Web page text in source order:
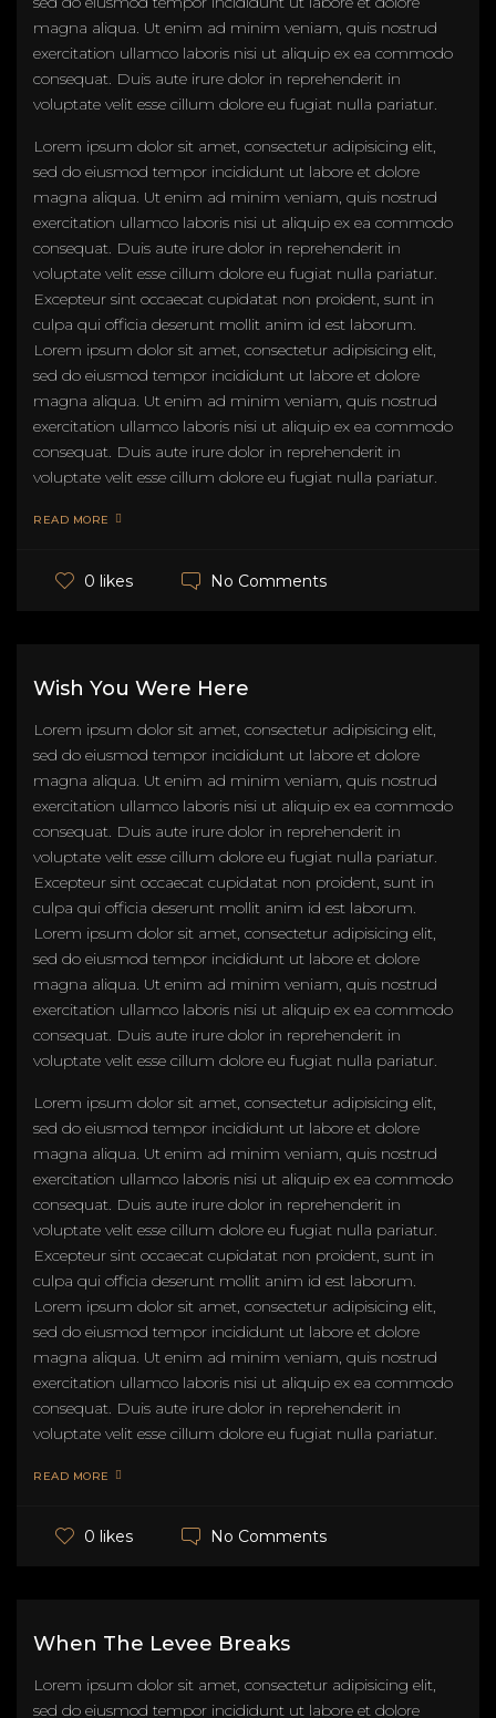
magna aliqua. Ut enim ad minim veniam, quis nostrud
exercitation ullamco laboris nisi ut aliquip ex ea commodo
consequat. Duis aute irure dolor in reprehenderit in
voluptate velit esse cillum dolore eu fugiat nulla pariatur.
Lorem ipsum dolor sit amet, consectetur adipisicing elit,
sed do eiusmod tempor incididunt ut labore et dolore
magna aliqua. Ut enim ad minim veniam, quis nostrud
exercitation ullamco laboris nisi ut aliquip ex ea commodo
consequat. Duis aute irure dolor in reprehenderit in
voluptate velit esse cillum dolore eu fugiat nulla pariatur.
Excepteur sint occaecat cupidatat non proident, sunt in
culpa qui officia deserunt mollit anim id est laborum.
Lorem ipsum dolor sit amet, consectetur adipisicing elit,
sed do eiusmod tempor incididunt ut labore et dolore
magna aliqua. Ut enim ad minim veniam, quis nostrud
exercitation ullamco laboris nisi ut aliquip ex ea commodo
consequat. Duis aute irure dolor in reprehenderit in
voluptate velit esse cillum dolore eu fugiat nulla pariatur.
READ MORE
0 likes No Comments
Wish You Were Here
Lorem ipsum dolor sit amet, consectetur adipisicing elit,
sed do eiusmod tempor incididunt ut labore et dolore
magna aliqua. Ut enim ad minim veniam, quis nostrud
exercitation ullamco laboris nisi ut aliquip ex ea commodo
consequat. Duis aute irure dolor in reprehenderit in
voluptate velit esse cillum dolore eu fugiat nulla pariatur.
Excepteur sint occaecat cupidatat non proident, sunt in
culpa qui officia deserunt mollit anim id est laborum.
Lorem ipsum dolor sit amet, consectetur adipisicing elit,
sed do eiusmod tempor incididunt ut labore et dolore
magna aliqua. Ut enim ad minim veniam, quis nostrud
exercitation ullamco laboris nisi ut aliquip ex ea commodo
consequat. Duis aute irure dolor in reprehenderit in
voluptate velit esse cillum dolore eu fugiat nulla pariatur.
Lorem ipsum dolor sit amet, consectetur adipisicing elit,
sed do eiusmod tempor incididunt ut labore et dolore
magna aliqua. Ut enim ad minim veniam, quis nostrud
exercitation ullamco laboris nisi ut aliquip ex ea commodo
consequat. Duis aute irure dolor in reprehenderit in
voluptate velit esse cillum dolore eu fugiat nulla pariatur.
Excepteur sint occaecat cupidatat non proident, sunt in
culpa qui officia deserunt mollit anim id est laborum.
Lorem ipsum dolor sit amet, consectetur adipisicing elit,
sed do eiusmod tempor incididunt ut labore et dolore
magna aliqua. Ut enim ad minim veniam, quis nostrud
exercitation ullamco laboris nisi ut aliquip ex ea commodo
consequat. Duis aute irure dolor in reprehenderit in
voluptate velit esse cillum dolore eu fugiat nulla pariatur.
READ MORE
0 likes No Comments
When The Levee Breaks
Lorem ipsum dolor sit amet, consectetur adipisicing elit,
sed do eiusmod tempor incididunt ut labore et dolore